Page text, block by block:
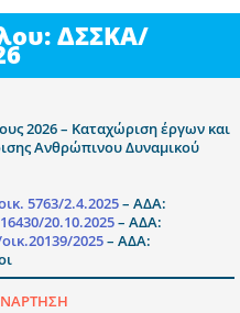
ΔΣΣΚΑ/
2026 – Καταχώριση έργων και
Ανθρώπινου Δυναμικού
5763/2.4.2025– ΑΔΑ:
20.10.2025– ΑΔΑ:
2025– ΑΔΑ: